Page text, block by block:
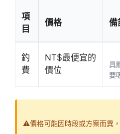
項
目
價格 備
釣
費
NT$最便宜的
價位
具
要
⚠️價格可能因時段或方案而異